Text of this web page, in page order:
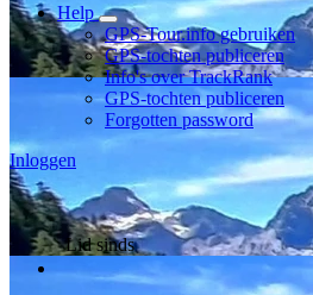
Help
GPS-Tour.info gebruiken
GPS-tochten publiceren
Info's over TrackRank
GPS-tochten publiceren
Forgotten password
Inloggen
Lid sinds